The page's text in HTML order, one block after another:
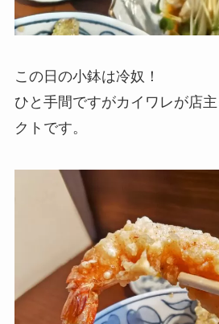
この日の小鉢は冷奴！
ひと手間ですがカイワレが店
クトです。